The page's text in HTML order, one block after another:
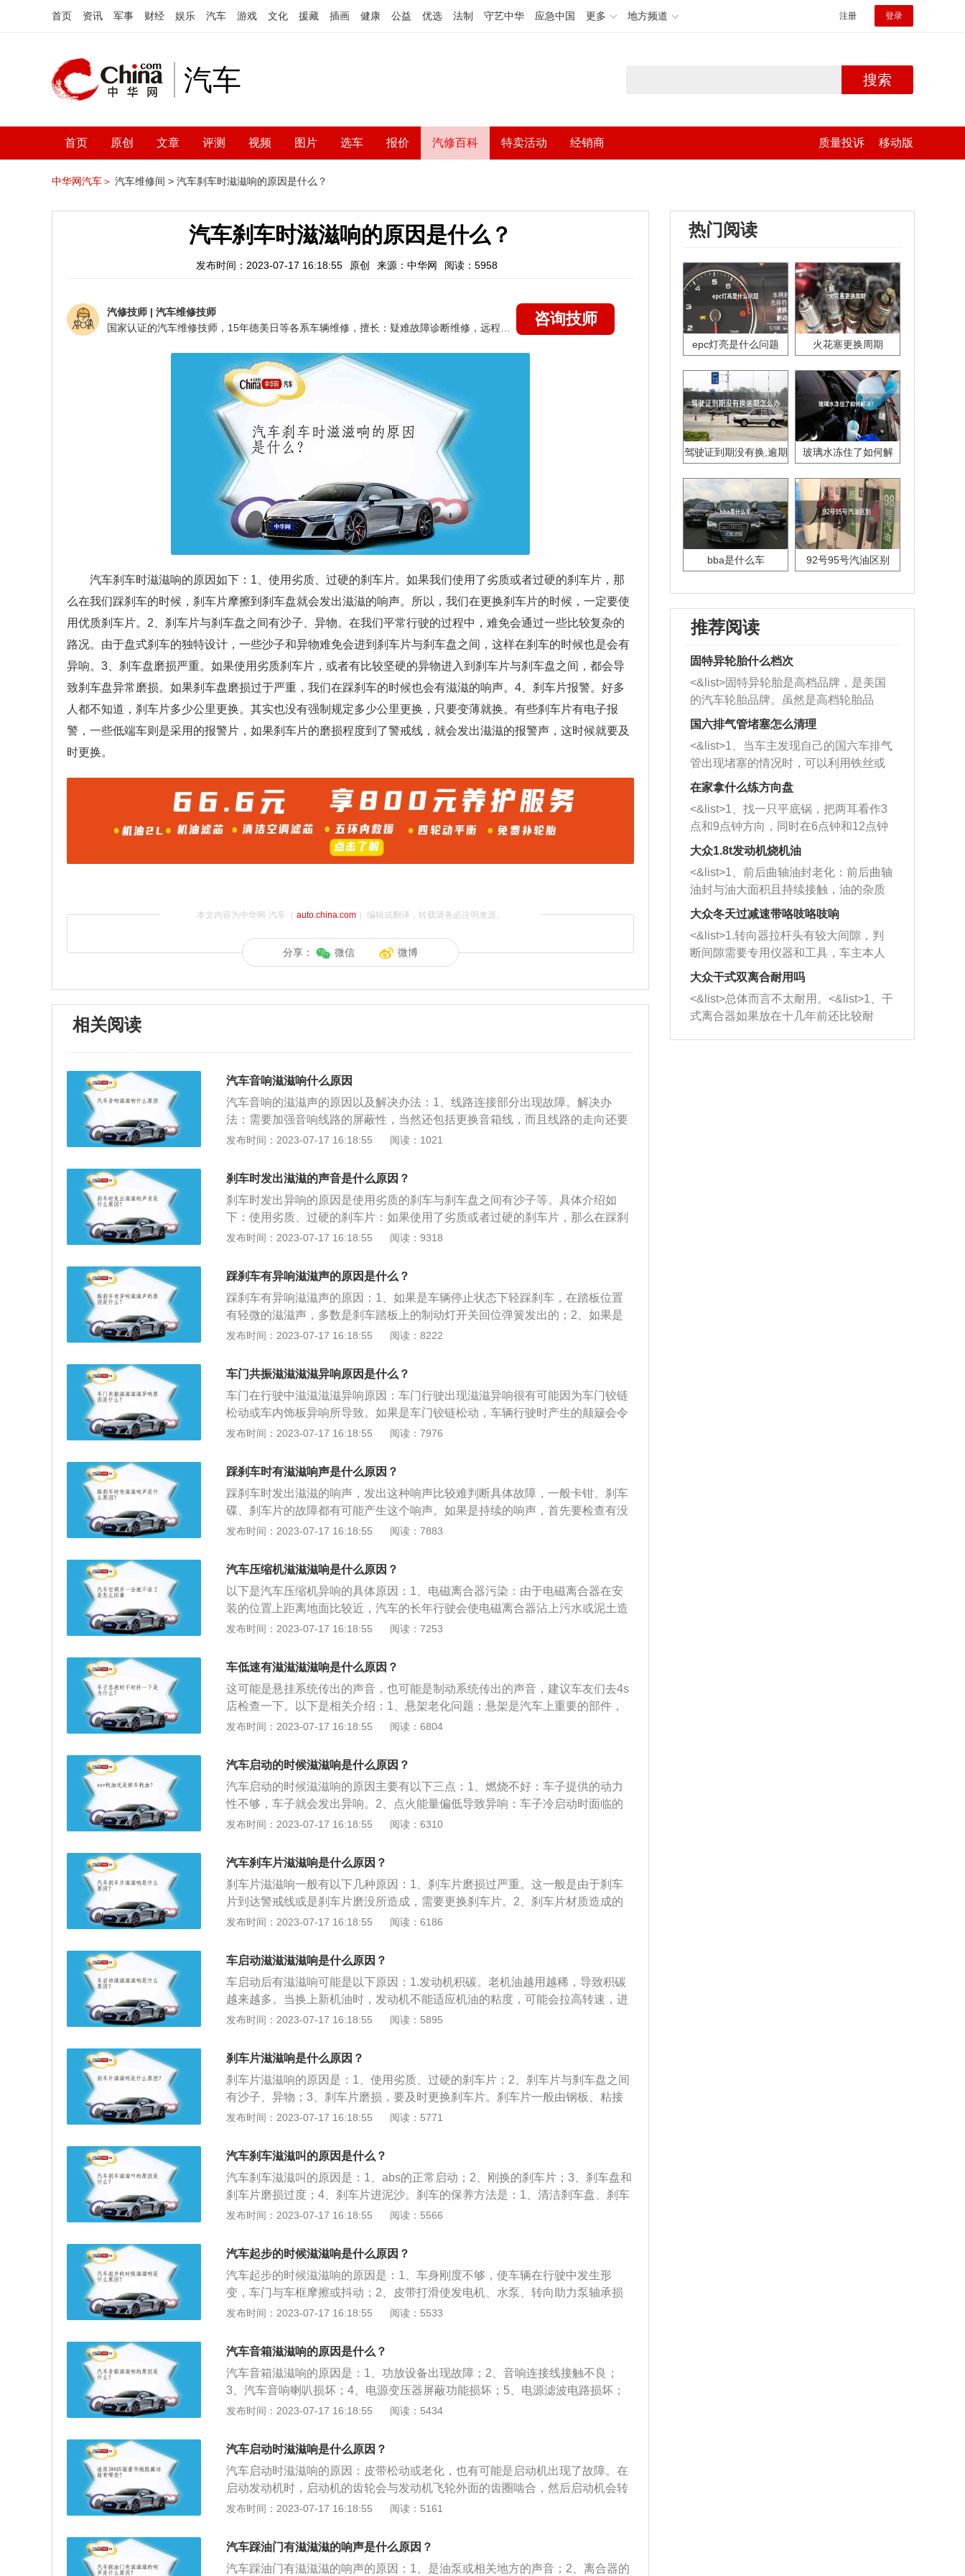
首页 资讯 军事 财经 娱乐 汽车 游戏 文化 援藏 插画 健康 公益 优选 法制 守艺中华 应急中国 更多 地方频道 注册 登录
汽车 搜索
首页 原创 文章 评测 视频 图片 选车 报价 汽修百科 特卖活动 经销商 质量投诉 移动版
中华网汽车＞ 汽车维修间 > 汽车刹车时滋滋响的原因是什么？
汽车刹车时滋滋响的原因是什么？
发布时间：2023-07-17 16:18:55 原创 来源：中华网 阅读：5958
汽修技师 | 汽车维修技师
咨询技师
汽车刹车时滋滋响的原因如下：1、使用劣质、过硬的刹车片。如果我们使用了劣质或者过硬的刹车片，那
么在我们踩刹车的时候，刹车片摩擦到刹车盘就会发出滋滋的响声。所以，我们在更换刹车片的时候，一定要使
用优质刹车片。2、刹车片与刹车盘之间有沙子、异物。在我们平常行驶的过程中，难免会通过一些比较复杂的
路况。由于盘式刹车的独特设计，一些沙子和异物难免会进到刹车片与刹车盘之间，这样在刹车的时候也是会有
异响。3、刹车盘磨损严重。如果使用劣质刹车片，或者有比较坚硬的异物进入到刹车片与刹车盘之间，都会导
致刹车盘异常磨损。如果刹车盘磨损过于严重，我们在踩刹车的时候也会有滋滋的响声。4、刹车片报警。好多
人都不知道，刹车片多少公里更换。其实也没有强制规定多少公里更换，只要变薄就换。有些刹车片有电子报
警，一些低端车则是采用的报警片，如果刹车片的磨损程度到了警戒线，就会发出滋滋的报警声，这时候就要及
时更换。
本文内容为中华网·汽车（ auto.china.com）编辑或翻译，转载请务必注明来源。
分享： 微信 微博
相关阅读
汽车音响滋滋响什么原因
汽车音响的滋滋声的原因以及解决办法：1、线路连接部分出现故障。解决办
法：需要加强音响线路的屏蔽性，当然还包括更换音箱线，而且线路的走向还要
避开干扰源，否则到时候还是会有明显的电流声。2、播放设备出现故障，很可
到虚接的地方，并将其接好即可。3、如果音响的滋滋声随着油门而增大的话，
很大原因就是接地出现问题了，是地电位差引起。解决办法：这时候就需要进行
功放接地处理了。4、可能是音响内的灰尘太多。解决办法：车主可以使用吸尘
器清理音响内部，滋滋声就会消失。5、可能是车主使用收音机，因为信号不好
出现的滋滋声。解决办法：车主可以尝试切换到别的频道，或者是使用音乐播放
商协商一下，毕竟这个关系到音响的设计与施工的问题，所以还是交给专业人员
作处理。
发布时间：2023-07-17 16:18:55 阅读：1021
刹车时发出滋滋的声音是什么原因？
刹车时发出异响的原因是使用劣质的刹车与刹车盘之间有沙子等。具体介绍如
下：使用劣质、过硬的刹车片：如果使用了劣质或者过硬的刹车片，那么在踩刹
车的时候，刹车片摩擦到刹车盘就会发出异响声。所以在更换刹车片的时候，一
中，难免会通过一些比较复杂的路况。由于盘式刹车的独特设计，一些沙子和异
物难免会进到刹车片与刹车盘之间，这样在刹车的时候也是会有异响。刹车盘磨
损严重：如果使用劣质刹车片，或者有比较坚硬的异物进入到刹车片与刹车盘之
间，都会导致刹车盘异常磨损。如果刹车盘磨损过于严重，在踩刹车的时候也会
有响声。
发布时间：2023-07-17 16:18:55 阅读：9318
踩刹车有异响滋滋声的原因是什么？
踩刹车有异响滋滋声的原因：1、如果是车辆停止状态下轻踩刹车，在踏板位置
有轻微的滋滋声，多数是刹车踏板上的制动灯开关回位弹簧发出的；2、如果是
车辆低速行驶时踩刹车有明显的滋滋声，就有可能是制动盘位置发出的声音，很
正常的，多跑即可；如果是已经开了很久的车，可能是刹车盘和刹车片生锈，用
砂纸磨掉锈层即可，还有可能是刹车片严重磨损，要更换刹车片。
发布时间：2023-07-17 16:18:55 阅读：8222
车门共振滋滋滋滋异响原因是什么？
车门在行驶中滋滋滋滋异响原因：车门行驶出现滋滋异响很有可能因为车门铰链
松动或车内饰板异响所导致。如果是车门铰链松动，车辆行驶时产生的颠簸会令
车门不停震动，这样车门就会出现各种异响。其次内饰门板装配得不好也会造成
影响：张紧轮异响通常是因为张紧轮轴承出现过度磨损所导致，当张紧轮出现问
题时发动机可能出现正时跳齿和配气时间混乱等现象，对车辆的正常使用影响很
大。
发布时间：2023-07-17 16:18:55 阅读：7976
踩刹车时有滋滋响声是什么原因？
踩刹车时发出滋滋的响声，发出这种响声比较难判断具体故障，一般卡钳、刹车
碟、刹车片的故障都有可能产生这个响声。如果是持续的响声，首先要检查有没
有拖刹，卡钳复位不良会导致碟与片长时间摩擦，在一定条件下会发出异响。如
抖动的原因如下：1、车身发抖：检查发动机所连接的真空管，确认换机油或做
其他保养时是否碰掉该真空管，造成混合气泄漏；其次，确认车辆在保养时是否
断开过蓄电池，造成发动机节气门“学习值”消失，致使发动机怠速过低，从而出
现抖动现象。2、方向盘抖动：一般说来，刹车盘平面偏摆量超过0.05毫米，车辆
在高速踩刹车时，刹车踏板会有轻微跳动，这种跳动也会通过相关转向系统传递
换。另外，如果刹车盘磨损没有超过最小极限厚度，那么用机床加工一下摩擦表
面，使刹车盘偏摆量小于0.05毫米后，即可重新使用。3、车辆“卡得慌”：车辆在
湿度大或发动机大负荷时都可能造成点火不良，产生“一抖一抖”的现象。
发布时间：2023-07-17 16:18:55 阅读：7883
汽车压缩机滋滋滋响是什么原因？
以下是汽车压缩机异响的具体原因：1、电磁离合器污染：由于电磁离合器在安
装的位置上距离地面比较近，汽车的长年行驶会使电磁离合器沾上污水或泥土造
成内轴承损坏从而造成异响。2、传动胶带松动：汽车空调压缩机在运转的对于
造成电磁离合器损坏，严重会将使压缩机烧毁。3、电磁离合器反复吸合：电磁
离合器反复吸合使得发电机的发电量不足，造成压缩机工作电压不足从而引发异
响。4、缺乏润滑油：压缩机内部缺乏润滑油，压缩机长时间使用后应适当地添
加润滑油，避免因摩擦造成异响或报废。
发布时间：2023-07-17 16:18:55 阅读：7253
车低速有滋滋滋滋响是什么原因？
这可能是悬挂系统传出的声音，也可能是制动系统传出的声音，建议车友们去4s
店检查一下。以下是相关介绍：1、悬架老化问题：悬架是汽车上重要的部件，
悬架使用时间久了可能会出现一些异响。悬架上有很多橡胶衬套，车子开的时间
悬架衬套老化后，需要更换才可以解决异响。2、减震器问题：车子的减震器长
时间使用也可能会出现异响，减震器属于易损耗部件，使用时间久了需要更换。
有些车的减震器使用时间久了还会出现漏油现象，出现漏油现象后需要更换减震
器。3、制动系统故障：制动系统包括真空助力泵，制动总泵，制动分泵等。制
动分泵就是平时看到的刹车卡钳，如果制动分泵出现了回位不良问题，那在低速
果制动系统出现了故障，需要立即去维修。
发布时间：2023-07-17 16:18:55 阅读：6804
汽车启动的时候滋滋响是什么原因？
汽车启动的时候滋滋响的原因主要有以下三点：1、燃烧不好：车子提供的动力
性不够，车子就会发出异响。2、点火能量偏低导致异响：车子冷启动时面临的
第一个问题就是低温，发动机内的温度不够，燃油和润滑油的温度都不够，所以
要更高的点火能量，车子长时间使用，火花塞的点火间隙变大，导致点火能量下
降，从而影响动力性，使车子发出异响。
发布时间：2023-07-17 16:18:55 阅读：6310
汽车刹车片滋滋响是什么原因？
刹车片滋滋响一般有以下几种原因：1、刹车片磨损过严重。这一般是由于刹车
片到达警戒线或是刹车片磨没所造成，需要更换刹车片。2、刹车片材质造成的
异响。一般刹车片材质比较硬时容易造成这种响声，相对的刹车片材质软则比较
刹车片更短。3、刹车系统安装不规范造成异响，需要找专业人员修理。
发布时间：2023-07-17 16:18:55 阅读：6186
车启动滋滋滋滋响是什么原因？
车启动后有滋滋响可能是以下原因：1.发动机积碳。老机油越用越稀，导致积碳
越来越多。当换上新机油时，发动机不能适应机油的粘度，可能会拉高转速，进
而造成发动机噪音大。解决方案：去4S店定期给汽车的进气系统做一些必要的清
多时，机油会对曲轴旋转产生不必要的阻力，进而影响动力输出，增加油耗。解
决方案：定期更换机油，并使油量适中（一般以略低于机油标尺上限为好），定
期清洗或更换机油滤清器滤芯。
发布时间：2023-07-17 16:18:55 阅读：5895
刹车片滋滋响是什么原因？
刹车片滋滋响的原因是：1、使用劣质、过硬的刹车片；2、刹车片与刹车盘之间
有沙子、异物；3、刹车片磨损，要及时更换刹车片。刹车片一般由钢板、粘接
隔热层和摩擦块构成，钢板要经过涂装来防锈，涂装过程用SMT4炉温跟踪仪来
检查制动液页面高度，防止更换过程中制动液溢出；2、拆下该制动器所在的车
轮；3、拆下制动钳的螺栓，取下刹车片；4、安装新的刹车片，旋紧导向螺栓，
更换完成。
发布时间：2023-07-17 16:18:55 阅读：5771
汽车刹车滋滋叫的原因是什么？
汽车刹车滋滋叫的原因是：1、abs的正常启动；2、刚换的刹车片；3、刹车盘和
刹车片磨损过度；4、刹车片进泥沙。刹车的保养方法是：1、清洁刹车盘、刹车
鼓及任何零件的油渍、污垢及摩擦粉尘，保持刹车盘散热良好；2、定期更换刹
是：1、刹车踏板异常下，采用发动机制动，换低速挡；2、交通拥堵的情况下，
缓踩刹车踏板；3、雨天泥泞路段下，连续轻踩刹车踏板；4、紧急突发路况下，
立即重踩刹车踏板再缓放刹车踏板，接着连续缓踩缓放刹车踏板。
发布时间：2023-07-17 16:18:55 阅读：5566
汽车起步的时候滋滋响是什么原因？
汽车起步的时候滋滋响的原因是：1、车身刚度不够，使车辆在行驶中发生形
变，车门与车框摩擦或抖动；2、皮带打滑使发电机、水泵、转向助力泵轴承损
坏；3、变速箱轴承或齿轮磨损；4、胎面变形、起包、磨损严重或气压不足。汽
自检完成；2、将挡位杆从p挡推到n挡；3、松开刹车，启动汽车的发动机；4、
用脚踩下刹车，将挡位杆从n挡推到d挡，松开刹车踏油门起步。
发布时间：2023-07-17 16:18:55 阅读：5533
汽车音箱滋滋响的原因是什么？
汽车音箱滋滋响的原因是：1、功放设备出现故障；2、音响连接线接触不良；
3、汽车音响喇叭损坏；4、电源变压器屏蔽功能损坏；5、电源滤波电路损坏；
6、车内无线信号干扰。汽车音响调试步骤是：1、将汽车主机的所有附加功能都
部设置在最低的位置；4、filter设置成off；5、crossover设置在最低；6、设置好
后根据需求调节主机、前声场、后声场、低音。
发布时间：2023-07-17 16:18:55 阅读：5434
汽车启动时滋滋响是什么原因？
汽车启动时滋滋响的原因：皮带松动或老化，也有可能是启动机出现了故障。在
启动发动机时，启动机的齿轮会与发动机飞轮外面的齿圈啮合，然后启动机会转
动带动发动机的飞轮旋转。发动机飞轮与曲轴连接，曲轴与连杆连接，连杆与发
调压缩机、水泵、转向助力泵等，这些设备都是依靠皮带与发动机的曲轴连接
的，在发动机启动后这些设备可以运转。皮带是橡胶制品，橡胶制品长时间使用
发布时间：2023-07-17 16:18:55 阅读：5161
汽车踩油门有滋滋滋的响声是什么原因？
汽车踩油门有滋滋滋的响声的原因：1、是油泵或相关地方的声音；2、离合器的
热门阅读
epc灯亮是什么问题 火花塞更换周期
驾驶证到期没有换,逾期
玻璃水冻住了如何解
bba是什么车 92号95号汽油区别
推荐阅读
固特异轮胎什么档次
<&list>固特异轮胎是高档品牌，是美国
的汽车轮胎品牌。虽然是高档轮胎品
牌，但是中高低端的轮胎都有生产，这
也是为了更好的开拓市场。
国六排气管堵塞怎么清理
<&list>1、当车主发现自己的国六车排气
管出现堵塞的情况时，可以利用铁丝或
者是细棍，直接将杂物给取出来，如果
堵塞情况比较严重，也可以采取应急措
施。 <&list>2、直接利用木棍将所有的
杂物推到排气管里面的位置处，然后将
三元催化器拆解开，就可以将堵塞的东
西取出来。但如果是因为积碳过多引起
的堵塞，就需要将三元催化器泡在草酸
洗剂对堵塞的情况得到解决，将清洗剂
放在燃油箱中，与燃油混合后，车辆启
动时，就可以和汽油一起进入到燃烧
室，最后形成废气排出，就可以让三元
催化器得到清洗，排气管堵塞的情况就
能够得到解决。
在家拿什么练方向盘
<&list>1、找一只平底锅，把两耳看作3
点和9点钟方向，同时在6点钟和12点钟
方向做一个标记。 <&list>2、双手握住
一圈半的练习，往右同样也要打相同的
圈数。 <&list>3、最后强调要反复练
习，这样就可以形成肌肉记忆，在真实
驾驶车辆时，不需要记忆也能打好方
向。
大众1.8t发动机烧机油
<&list>1、前后曲轴油封老化：前后曲轴
油封与油大面积且持续接触，油的杂质
和发动机内持续温度变化使其密封效果
逐渐减弱，导致渗油或漏油。<&list>2、
活塞间隙过大：积碳会使活塞环与缸体
的间隙扩大，导致机油流入燃烧室中，
造成烧机油。<&list>3、机油粘度。使用
机油粘度过小的话，同样会有烧机油现
象，机油粘度过小具有很好的流动性，
大众冬天过减速带咯吱咯吱响
<&list>1.转向器拉杆头有较大间隙，判
断间隙需要专用仪器和工具，车主本人
无法制作，需要将车辆送到修理厂或4s
店；<&list>2.车辆半轴套管防尘罩破
裂，破裂后会出现漏油现象，使半轴磨
损严重，磨损的半轴容易损坏，产生异
响；<&list>3.稳定器的转向胶套和球头
大众干式双离合耐用吗
<&list>总体而言不太耐用。<&list>1、干
式离合器如果放在十几年前还比较耐